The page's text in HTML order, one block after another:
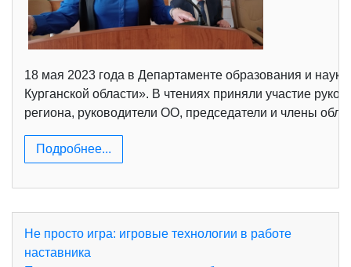
18 мая 2023 года в Департаменте образования и
Курганской области». В чтениях приняли участие
региона, руководители ОО, председатели и члены
Подробнее...
Не просто игра: игровые технологии в работе
наставника